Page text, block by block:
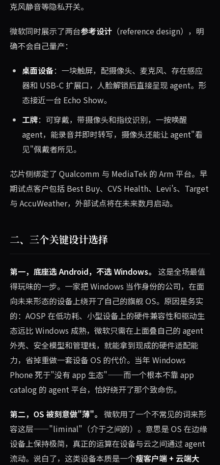
克风静音等隐私开关。
微软同时展示了两台参考设计 （reference design），明
确不会自己量产：
桌面设备：一块触屏，配摄像头、麦克风、存在感应
器和 USB-C 扩展口，人脸解锁后直接呈现 agent。形
态接近一台 Echo Show。
工牌：可穿戴，带摄像头和指纹识别，一按唤醒
agent，能录音并即时转写，摄像头还能让 agent"看
见"佩戴者所见。
芯片侧绑定了 Qualcomm 与 MediaTek 的 Arm 平台。早
期试点客户包括 Best Buy、CVS Health、Levi's、Target
与 AccuWeather，外部试点将在未来数月启动。
二、三个关键设计选择
第一，底座选 Android，不选 Windows。 这是全场最值
得玩味的一步。一家把 Windows 当作身份的公司，在面
向未来形态的设备上绕开了自己的旗舰 OS。原因是务实
的：AOSP 在低功耗、小型设备上的硬件兼容性和驱动生
态远比 Windows 成熟，微软只需在上面叠自己的 agent
外壳、安全模型和管理栈，就能拿到现成的硬件适配能
力，省掉重做一套设备 OS 的代价。当年 Windows
Phone 死于"没有 app 生态"——而一个根本不靠 app
catalog 的 agent 平台，恰好绕开了那个致命伤。
第二，OS 被刻意做"薄"。 微软用了一个不常见的词来形
容这层——"liminal"（介于之间的）。意思是 OS 在边缘
设备上保持极简，真正的运算在设备与云之间通过 agent
流动。说白了，这类设备本质是一个瘦客户端 + 云端大